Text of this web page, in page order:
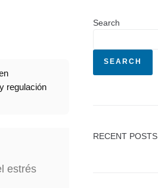
regulación
estrés
Search
SEARCH
RECENT POSTS